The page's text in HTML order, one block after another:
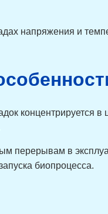
напряжения и
концентрируется
перерывам в
биопроцесса.